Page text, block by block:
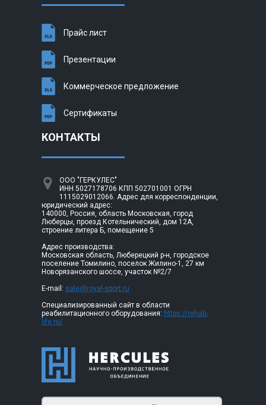
Прайс лист
Презентации
Коммерческое предложение
Сертификаты
КОНТАКТЫ
ООО "ГЕРКУЛЕС"
ИНН 5027178706 КПП 502701001 ОГРН
1115029012066. Адрес для корреспонденции,
юридический адрес:
140000, Россия, область Московская, город
Люберцы, проезд Котельнический, дом 12А,
строение литера Б, помещение 5
Адрес производства:
Московская область, Люберецкий р-н, городское
поселение Томилино, поселок Жилино-1, 27 км
Новорязанского шоссе, участок №2/7
E-mail: sale@royal-sport.ru
Специализированный сайт в области
реабилитационного оборудования: https://rehab-
life.ru/